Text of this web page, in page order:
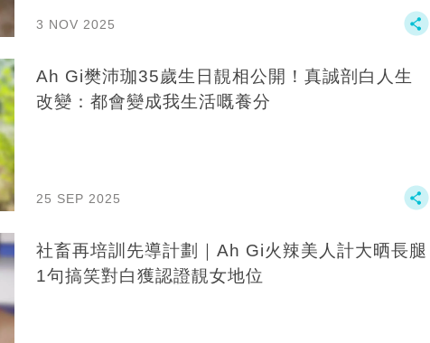
3 NOV 2025
Ah Gi樊沛珈35歲生日靚相公開！真誠剖白人生
改變：都會變成我生活嘅養分
25 SEP 2025
社畜再培訓先導計劃｜Ah Gi火辣美人計大晒長腿
1句搞笑對白獲認證靚女地位